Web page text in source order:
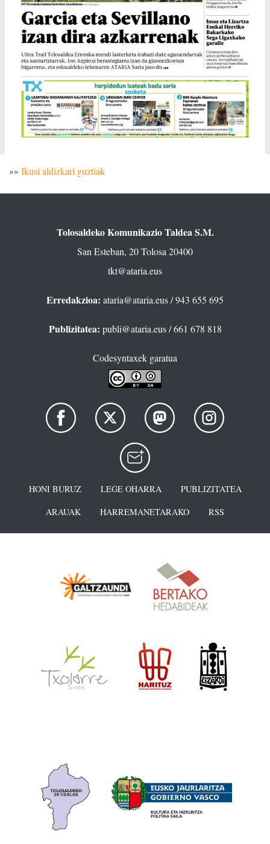
»» Ikusi aldizkari guztiak
Tolosaldeko Komunikazio Taldea S.M.
San Esteban, 20 Tolosa 20400
tkt@ataria.eus
Erredakzioa: ataria@ataria.eus/ 943 655 695
Publizitatea: publi@ataria.eus/ 661 678 818
Codesyntaxek garatua
HONI BURUZ LEGE OHARRA
PUBLIZITATEA
ARAUAK
HARREMANETARAKO RSS